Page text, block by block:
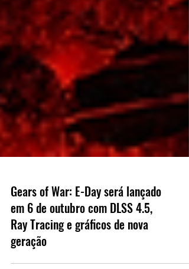
Gears of War: E-Day será lançado
em 6 de outubro com DLSS 4.5,
Ray Tracing e gráficos de nova